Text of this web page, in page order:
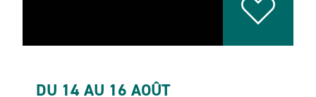
DU 14 AU 16 AOÛT